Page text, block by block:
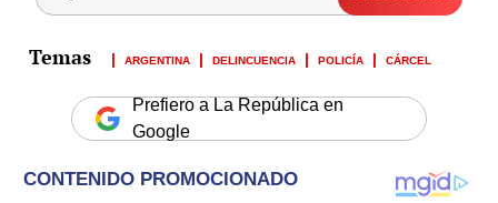
ARGENTINA DELINCUENCIA POLICÍA CÁRCEL
Prefiero a La República en
Google